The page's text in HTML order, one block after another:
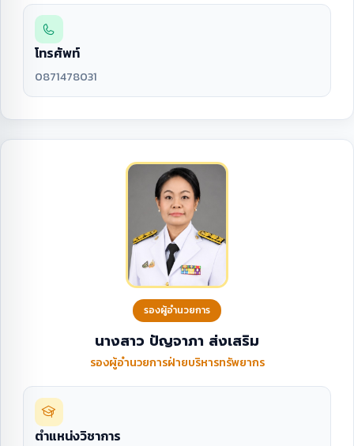
โทรศัพท์
0871478031
รองผู้อำนวยการ
นางสาว ปัญจาภา ส่งเสริม
รองผู้อำนวยการฝ่ายบริหารทรัพยากร
ตำแหน่งวิชาการ